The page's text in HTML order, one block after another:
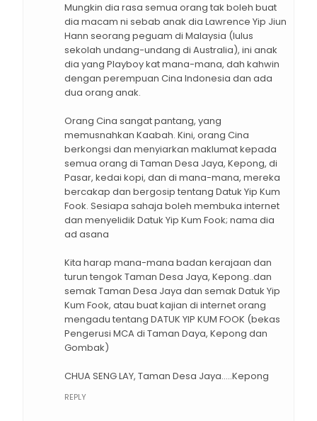
Mungkin dia rasa semua orang tak boleh buat
dia macam ni sebab anak dia Lawrence Yip Jiun
Hann seorang peguam di Malaysia (lulus
sekolah undang-undang di Australia), ini anak
dia yang Playboy kat mana-mana, dah kahwin
dengan perempuan Cina Indonesia dan ada
dua orang anak.
Orang Cina sangat pantang, yang
memusnahkan Kaabah. Kini, orang Cina
berkongsi dan menyiarkan maklumat kepada
semua orang di Taman Desa Jaya, Kepong, di
Pasar, kedai kopi, dan di mana-mana, mereka
bercakap dan bergosip tentang Datuk Yip Kum
Fook. Sesiapa sahaja boleh membuka internet
dan menyelidik Datuk Yip Kum Fook; nama dia
ad asana
Kita harap mana-mana badan kerajaan dan
turun tengok Taman Desa Jaya, Kepong..dan
semak Taman Desa Jaya dan semak Datuk Yip
Kum Fook, atau buat kajian di internet orang
mengadu tentang DATUK YIP KUM FOOK (bekas
Pengerusi MCA di Taman Daya, Kepong dan
Gombak)
CHUA SENG LAY, Taman Desa Jaya…..Kepong
REPLY